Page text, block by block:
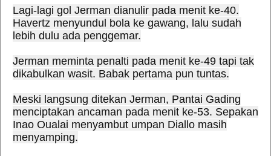
Lagi-lagi gol Jerman dianulir pada menit ke-40.
Havertz menyundul bola ke gawang, lalu sudah
lebih dulu ada penggemar.
Jerman meminta penalti pada menit ke-49 tapi tak
dikabulkan wasit. Babak pertama pun tuntas.
Meski langsung ditekan Jerman, Pantai Gading
menciptakan ancaman pada menit ke-53. Sepakan
Inao Oualai menyambut umpan Diallo masih
menyamping.